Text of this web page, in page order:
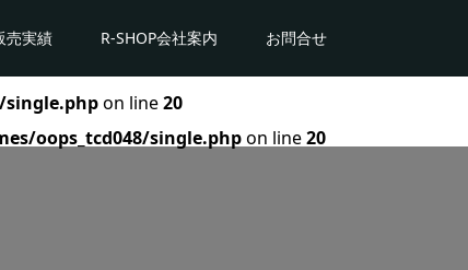
売実績 R-SHOP会社案内 お問合せ
on line20
oops_tcd048/single.phpon line20